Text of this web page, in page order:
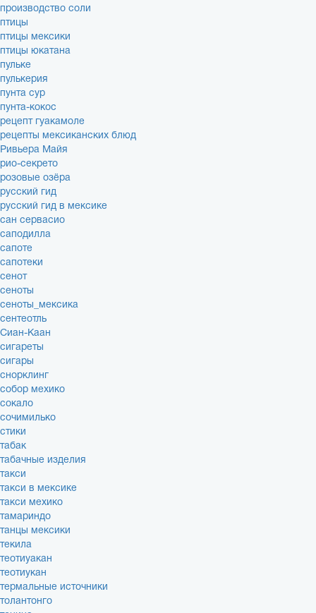
производство соли
птицы
птицы мексики
птицы юкатана
пульке
пулькерия
пунта сур
пунта-кокос
рецепт гуакамоле
рецепты мексиканских блюд
Ривьера Майя
рио-секрето
розовые озёра
русский гид
русский гид в мексике
сан сервасио
саподилла
сапоте
сапотеки
сенот
сеноты
сеноты_мексика
сентеотль
Сиан-Каан
сигареты
сигары
снорклинг
собор мехико
сокало
сочимилько
стики
табак
табачные изделия
такси
такси в мексике
такси мехико
тамариндо
танцы мексики
текила
теотиуакан
теотиукан
термальные источники
толантонго